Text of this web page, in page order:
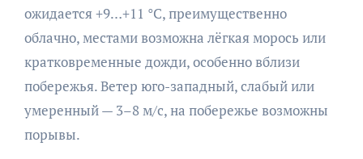
ожидается +9…+11 °C, преимущественно
облачно, местами возможна лёгкая морось или
кратковременные дожди, особенно вблизи
побережья. Ветер юго-западный, слабый или
умеренный — 3–8 м/с, на побережье возможны
порывы.